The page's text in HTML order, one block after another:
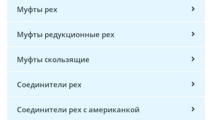
Муфты pex
Муфты редукционные pex
Муфты скользящие
Соединители pex
Соединители pex с американкой